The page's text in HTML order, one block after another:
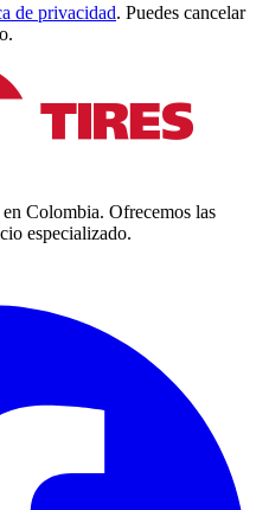
de privacidad. Puedes cancelar
Colombia. Ofrecemos las
especializado.